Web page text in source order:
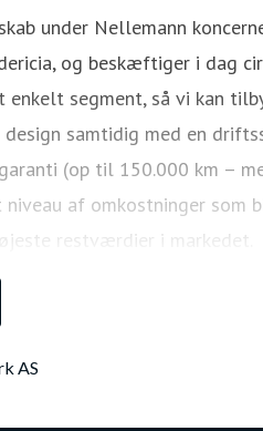
under Nellemann
og beskæftiger i dag
segment, så vi kan
samtidig med en
(op til 150.000 km –
af omkostninger som
restværdier i markedet.